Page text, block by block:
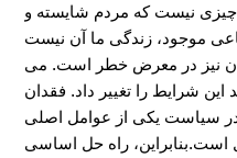
چیزی نیست که مردم شایسته و
موجود، زندگی ما آن نیست
نیز در معرض خطر است. می
این شرایط را تغییر داد. فقدان
سیاست یکی از عوامل اصلی
است.بنابراین، راه حل اساسی